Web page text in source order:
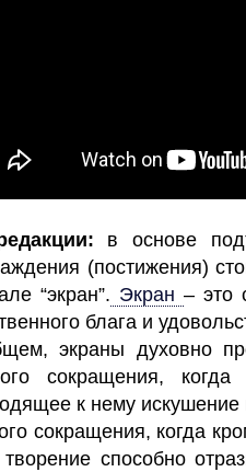
в основе
(постижения)
“экран”. Экран – это
блага и
экраны духовно
сокращения, когда
к нему искушение
сокращения, когда
способно